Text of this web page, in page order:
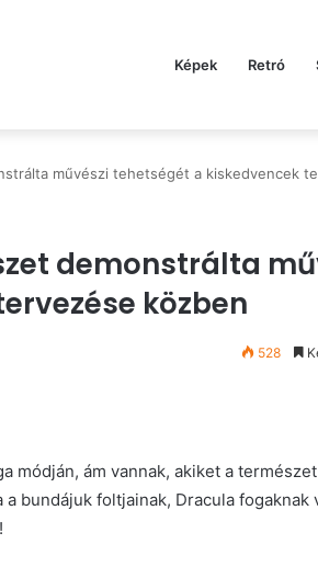
Képek Retró
művészi tehetségét a kiskedvencek
demonstrálta
közben
528
módján, ám vannak, akiket a
bundájuk foltjainak, Dracula fogaknak